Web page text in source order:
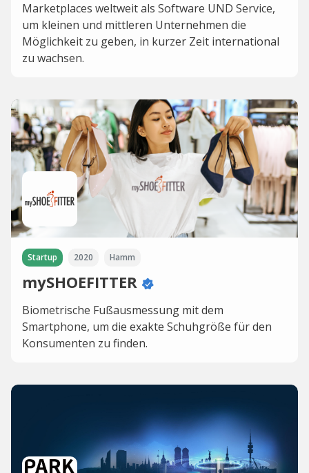
Marketplaces weltweit als Software UND Service,
um kleinen und mittleren Unternehmen die
Möglichkeit zu geben, in kurzer Zeit international
zu wachsen.
Startup 2020 Hamm
mySHOEFITTER
Biometrische Fußausmessung mit dem
Smartphone, um die exakte Schuhgröße für den
Konsumenten zu finden.